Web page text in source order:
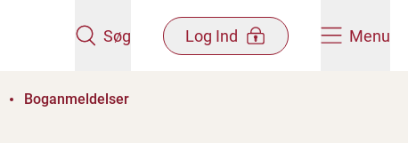
Søg Log Ind Menu
Boganmeldelser